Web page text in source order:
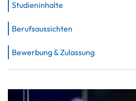
Studieninhalte
Berufsaussichten
Bewerbung & Zulassung